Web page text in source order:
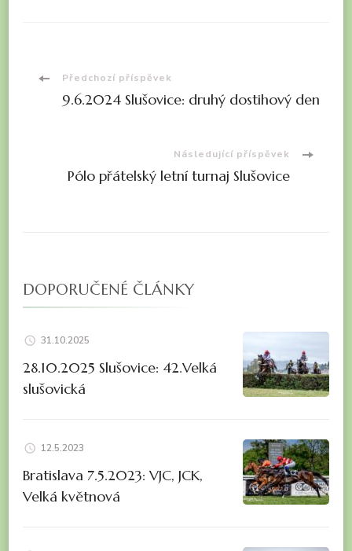
Navigace
Předchozí příspěvek
9.6.2024 Slušovice: druhý dostihový den
Následující příspěvek
Pólo přátelský letní turnaj Slušovice
DOPORUČENÉ ČLÁNKY
31.10.2025
28.10.2025 Slušovice: 42.Velká
slušovická
12.5.2023
Bratislava 7.5.2023: VJC, JCK,
Velká květnová